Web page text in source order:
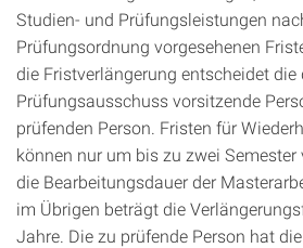
Studien- und Prüfungsleistungen
Prüfungsordnung vorgesehenen
die Fristverlängerung entscheidet die
Prüfungsausschuss vorsitzende
prüfenden Person. Fristen für
können nur um bis zu zwei Semester
die Bearbeitungsdauer der
im Übrigen beträgt die
Jahre. Die zu prüfende Person hat